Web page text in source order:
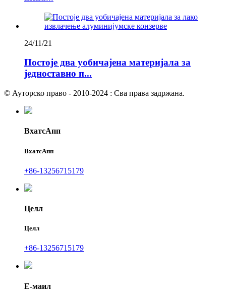
24/11/21
Постоје два уобичајена материјала за
једноставно п...
© Ауторско право - 2010-2024 : Сва права задржана.
ВхатсАпп
ВхатсАпп
+86-13256715179
Целл
Целл
+86-13256715179
Е-маил